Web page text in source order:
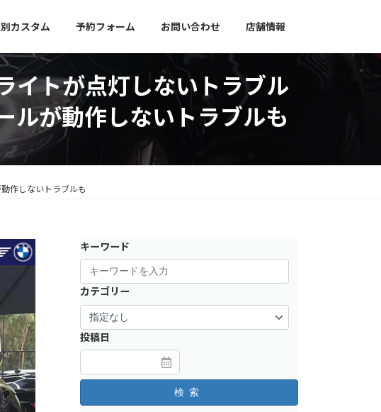
カスタム 予約フォーム お問い合わせ 店舗情報
イトが点灯しないトラブル
ルが動作しないトラブルも
作しないトラブルも
キーワード
カテゴリー
投稿日
検索